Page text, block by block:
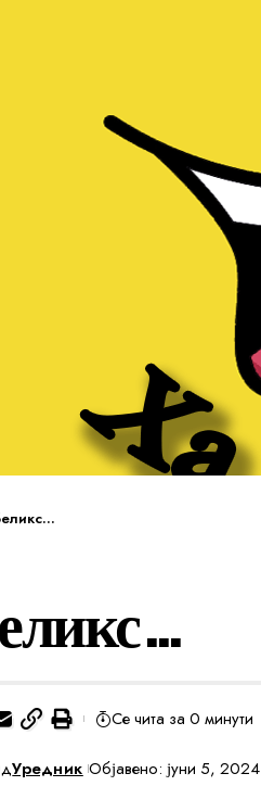
Уредник Објавено: јуни 5, 2024
Се чита за 0 минути